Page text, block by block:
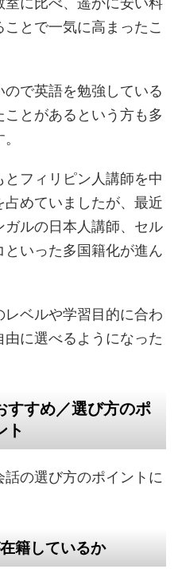
とで一気に高まったこ
で英語を勉強している
とがあるという方も多
フィリピン人講師を中
めていましたが、最近
ルの日本人講師、セル
いった多国籍化が進ん
ベルや学習目的に合わ
に選べるようになった
すすめ／選び方のポ
ト
の選び方のポイントに
籍しているか